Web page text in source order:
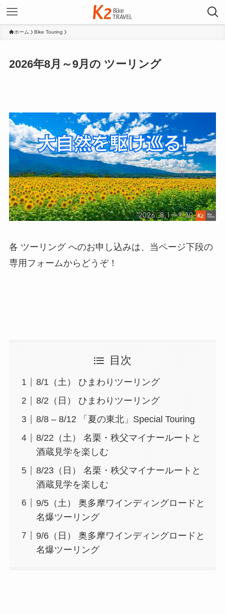
ホーム Bike Touring
2026年8月～9月の ツーリング
各 ツーリング へのお申し込みは、当ページ下段の
専用フォームからどうぞ！
目次
8/1（土） ひまわりツーリング
8/2（日） ひまわりツーリング
8/8 – 8/12 「夏の東北」Special Touring
8/22（土） 名栗・秩父マイナールートと
酒蔵見学を楽しむ
8/23（日） 名栗・秩父マイナールートと
酒蔵見学を楽しむ
9/5（土） 奥多摩ワインディングロードと
名爆ツーリング
9/6（日） 奥多摩ワインディングロードと
名爆ツーリング